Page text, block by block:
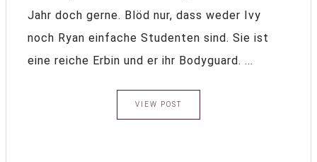
Jahr doch gerne. Blöd nur, dass weder Ivy
noch Ryan einfache Studenten sind. Sie ist
eine reiche Erbin und er ihr Bodyguard. ...
VIEW POST